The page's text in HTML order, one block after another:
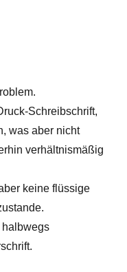
Schreibschrift,
was aber nicht
verhältnismäßig
keine flüssige
halbwegs